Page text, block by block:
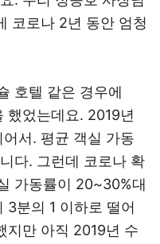
코로나 2년 동안 엄청
호텔 같은 경우에
했었는데요. 2019년
서. 평균 객실 가동
다. 그런데 코로나 확
가동률이 20~30%대
3분의 1 이하로 떨어
지만 아직 2019년 수